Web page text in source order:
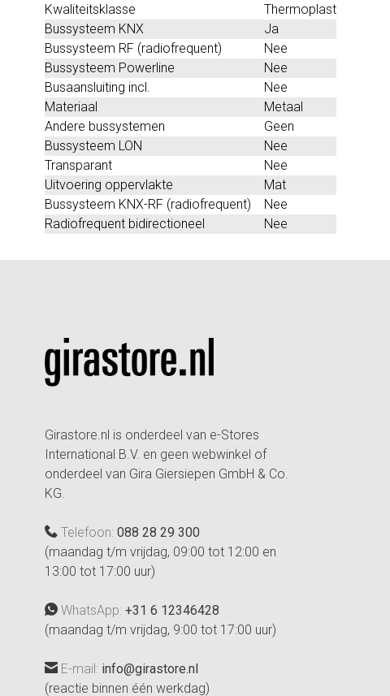
Kwaliteitsklasse
Thermoplast
Bussysteem KNX
Ja
Bussysteem RF (radiofrequent)
Nee
Bussysteem Powerline
Nee
Busaansluiting incl.
Nee
Materiaal
Metaal
Andere bussystemen
Geen
Bussysteem LON
Nee
Transparant
Nee
Uitvoering oppervlakte
Mat
Bussysteem KNX-RF (radiofrequent)
Nee
Radiofrequent bidirectioneel
Nee
Girastore.nl is onderdeel van e-Stores
International B.V. en geen webwinkel of
onderdeel van Gira Giersiepen GmbH & Co.
KG.
Telefoon: 088 28 29 300
(maandag t/m vrijdag, 09:00 tot 12:00 en
13:00 tot 17:00 uur)
WhatsApp: +31 6 12346428
(maandag t/m vrijdag, 9:00 tot 17:00 uur)
E-mail: info@girastore.nl
(reactie binnen één werkdag)